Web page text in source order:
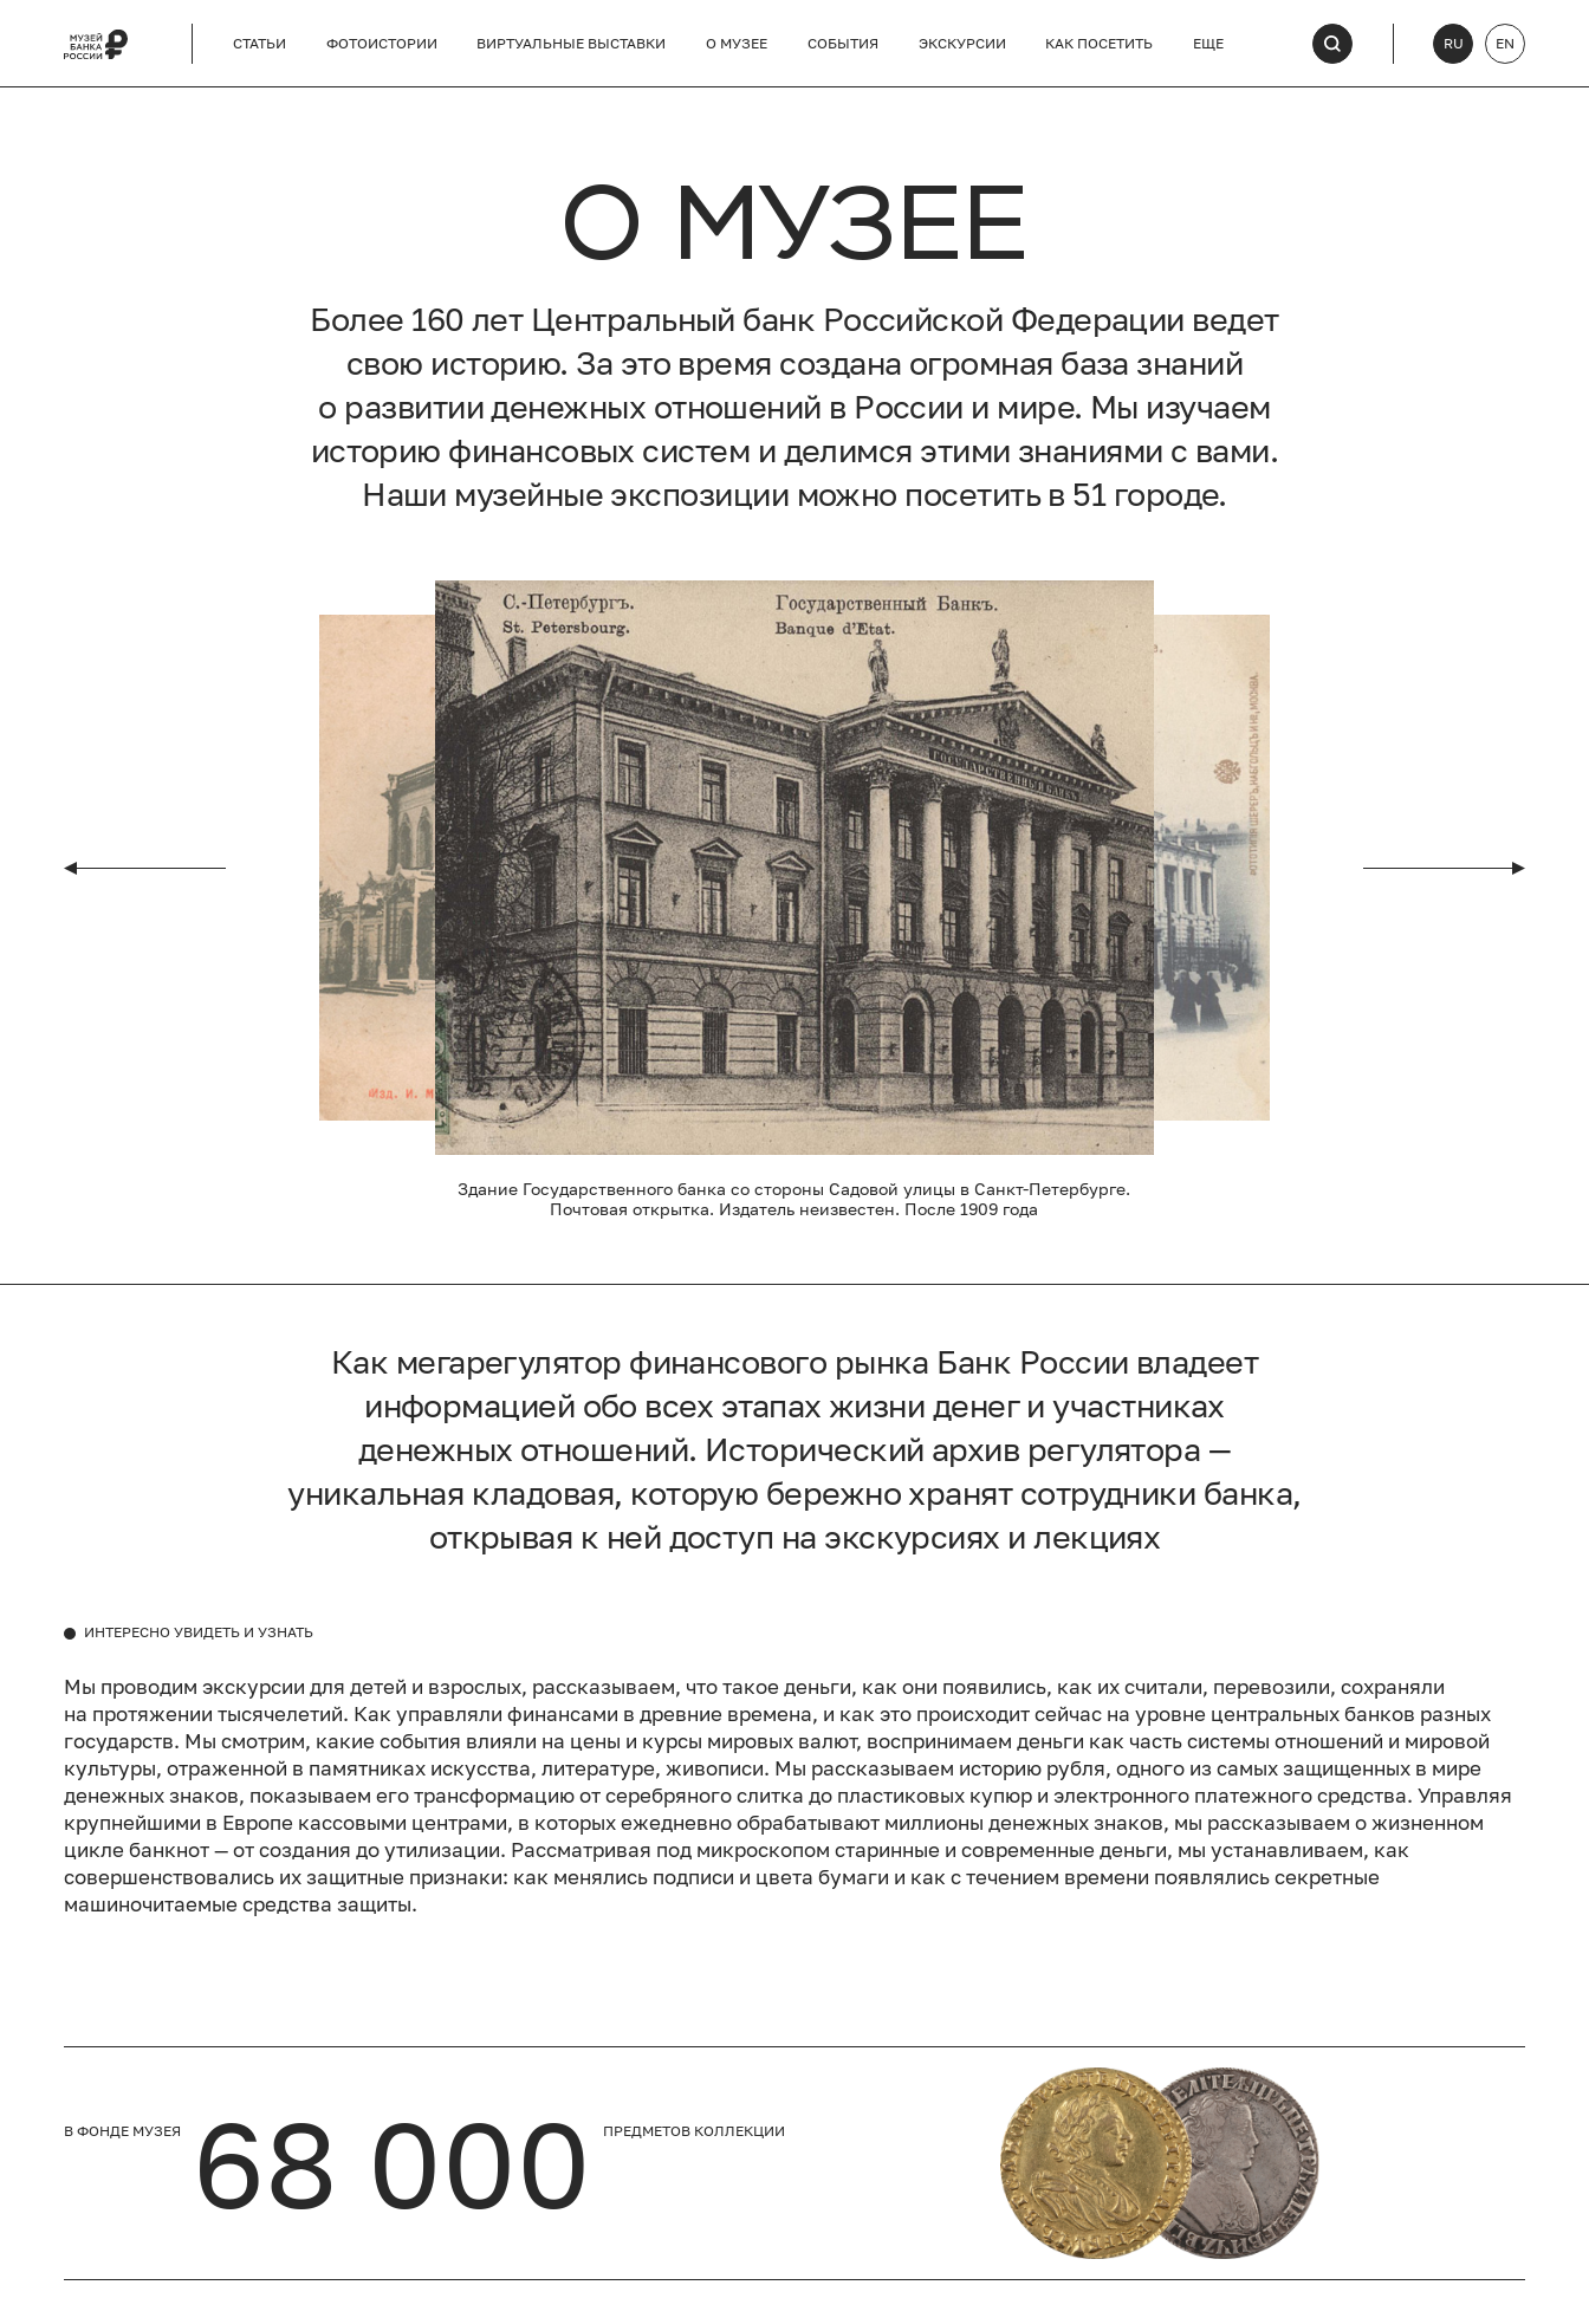
СТАТЬИ ФОТОИСТОРИИ ВИРТУАЛЬНЫЕ ВЫСТАВКИ О МУЗЕЕ СОБЫТИЯ ЭКСКУРСИИ КАК ПОСЕТИТЬ ЕЩЕ RU EN
О МУЗЕЕ
Более 160 лет Центральный банк Российской Федерации ведет
свою историю. За это время создана огромная база знаний
о развитии денежных отношений в России и мире. Мы изучаем
историю финансовых систем и делимся этими знаниями с вами.
Наши музейные экспозиции можно посетить в 51 городе.
Здание Государственного банка со стороны Садовой улицы в Санкт-Петербурге.
Почтовая открытка. Издатель неизвестен. После 1909 года
Как мегарегулятор финансового рынка Банк России владеет
информацией обо всех этапах жизни денег и участниках
денежных отношений. Исторический архив регулятора —
уникальная кладовая, которую бережно хранят сотрудники банка,
открывая к ней доступ на экскурсиях и лекциях
ИНТЕРЕСНО УВИДЕТЬ И УЗНАТЬ
Мы проводим экскурсии для детей и взрослых, рассказываем, что такое деньги, как они появились, как их считали, перевозили, сохраняли
на протяжении тысячелетий. Как управляли финансами в древние времена, и как это происходит сейчас на уровне центральных банков разных
государств. Мы смотрим, какие события влияли на цены и курсы мировых валют, воспринимаем деньги как часть системы отношений и мировой
культуры, отраженной в памятниках искусства, литературе, живописи. Мы рассказываем историю рубля, одного из самых защищенных в мире
денежных знаков, показываем его трансформацию от серебряного слитка до пластиковых купюр и электронного платежного средства. Управляя
крупнейшими в Европе кассовыми центрами, в которых ежедневно обрабатывают миллионы денежных знаков, мы рассказываем о жизненном
цикле банкнот — от создания до утилизации. Рассматривая под микроскопом старинные и современные деньги, мы устанавливаем, как
совершенствовались их защитные признаки: как менялись подписи и цвета бумаги и как с течением времени появлялись секретные
машиночитаемые средства защиты.
В ФОНДЕ МУЗЕЯ 68 000 ПРЕДМЕТОВ КОЛЛЕКЦИИ